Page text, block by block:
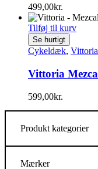
499,00kr.
Tilføj til kurv
Se hurtigt
Cykeldæk, Vittoria
Vittoria
599,00kr.
Produkt kategorier
Mærker